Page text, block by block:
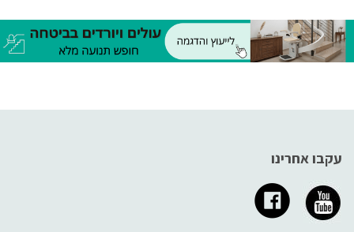
בקבוקונים המכילים נוזלי חיטוי
אלכוהוליים
הנישאים באוויר עלינו לנקוט
באמצעי זהירות. ריכזנו עבורך
מידע על ציוד להתגוננות מפני
עקבו אחרינו